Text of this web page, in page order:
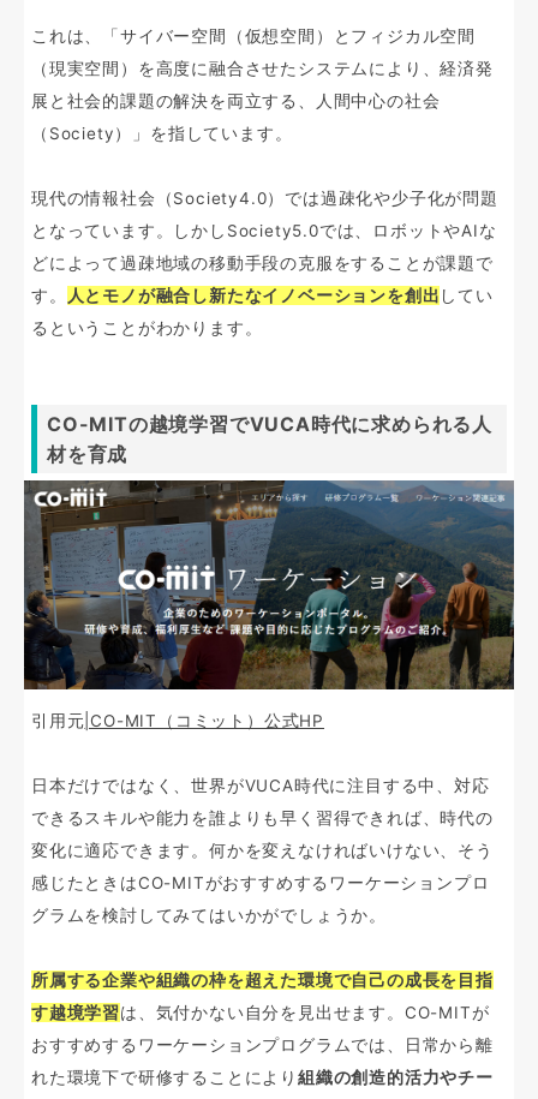
これは、「サイバー空間（仮想空間）とフィジカル空間
（現実空間）を高度に融合させたシステムにより、経済発
展と社会的課題の解決を両立する、人間中心の社会
（Society）」を指しています。
現代の情報社会（Society4.0）では過疎化や少子化が問題
となっています。しかしSociety5.0では、ロボットやAIな
どによって過疎地域の移動手段の克服をすることが課題で
す。
人とモノが融合し新たなイノベーションを創出 してい
るということがわかります。
CO-MITの越境学習でVUCA時代に求められる人
材を育成
引用元 |CO-MIT（コミット）公式HP
日本だけではなく、世界がVUCA時代に注目する中、対応
できるスキルや能力を誰よりも早く習得できれば、時代の
変化に適応できます。何かを変えなければいけない、そう
感じたときはCO-MITがおすすめするワーケーションプロ
グラムを検討してみてはいかがでしょうか。
所属する企業や組織の枠を超えた環境で自己の成長を目指
す越境学習は、気付かない自分を見出せます。CO-MITが
おすすめするワーケーションプログラムでは、日常から離
れた環境下で研修することにより 組織の創造的活力やチー